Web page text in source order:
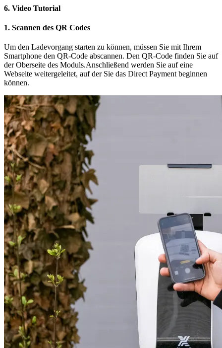
6. Video Tutorial
1. Scannen des QR Codes
Um den Ladevorgang starten zu können, müssen Sie mit Ihrem
Smartphone den QR-Code abscannen. Den QR-Code finden Sie auf
der Oberseite des Moduls.Anschließend werden Sie auf eine
Webseite weitergeleitet, auf der Sie das Direct Payment beginnen
können.